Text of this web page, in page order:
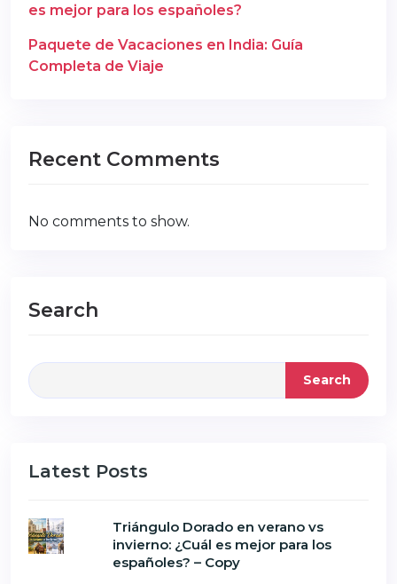
es mejor para los españoles?
Paquete de Vacaciones en India: Guía
Completa de Viaje
Recent Comments
No comments to show.
Search
Search
Latest Posts
Triángulo Dorado en verano vs
invierno: ¿Cuál es mejor para los
españoles? – Copy